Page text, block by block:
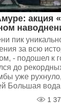
акция
пик
за всю
- подошел к
до
уже
Большая
1